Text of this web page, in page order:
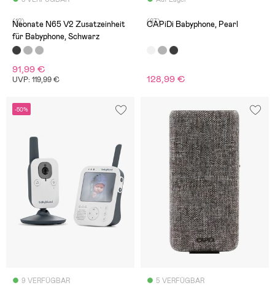
(12)
Neonate N65 V2 Zusatzeinheit
für Babyphone, Schwarz
91,99 €
UVP: 119,99 €
(87)
CAPiDi Babyphone, Pearl
128,99 €
-50%
9 VERFÜGBAR 5 VERFÜGBAR